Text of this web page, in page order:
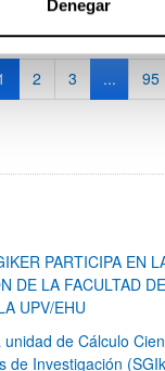
Denegar
incluídos)
PáginaPágina
2 Página
3 ... 95
PARTICIPA EN
DE LA FACULTAD
UPV/EHU
de Cálculo
de Investigación